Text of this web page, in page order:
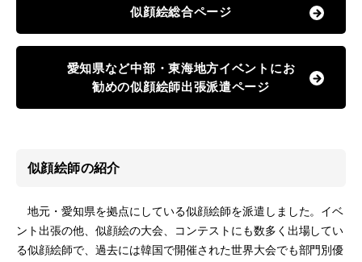
似顔絵総合ページ
愛知県など中部・東海地方イベントにお
勧めの似顔絵師出張派遣ページ
似顔絵師の紹介
地元・愛知県を拠点にしている似顔絵師を派遣しました。イベ
ント出張の他、似顔絵の大会、コンテストにも数多く出場してい
る似顔絵師で、過去には韓国で開催された世界大会でも部門別優